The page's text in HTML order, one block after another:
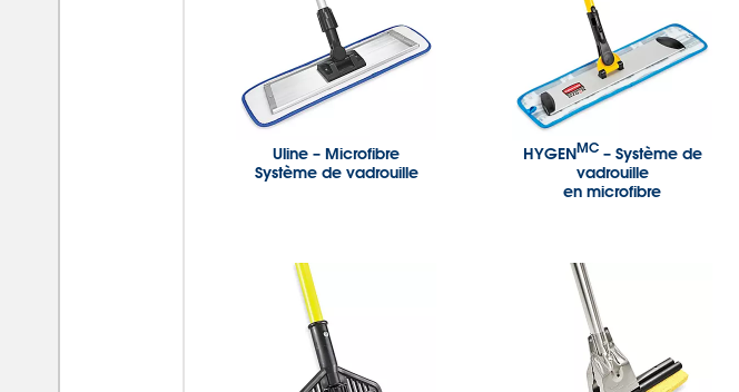
Uline – Microfibre
Système de vadrouille
HYGENMC– Système de
vadrouille
en microfibre